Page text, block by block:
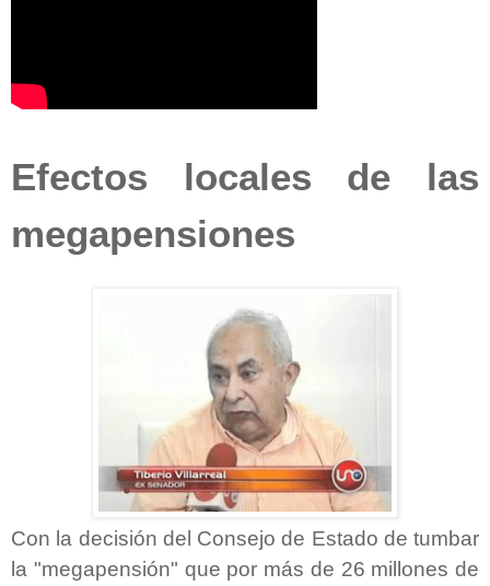
Efectos locales de las
megapensiones
Con la decisión del Consejo de Estado de tumbar
la "megapensión" que por más de 26 millones de